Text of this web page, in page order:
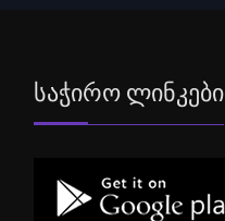
Საჭირო Ლინკები